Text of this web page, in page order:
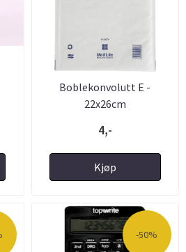
Boblekonvolutt E -
22x26cm
4,-
Kjøp
-50%